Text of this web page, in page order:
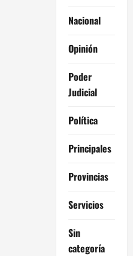
Nacional
Opinión
Poder
Judicial
Política
Principales
Provincias
Servicios
Sin
categoría